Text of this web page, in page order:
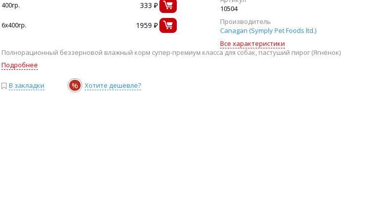
400гр. 333 ₽
6х400гр. 1959 ₽
10504
Производитель
Canagan (Symply Pet Foods ltd.)
Все характеристики
Полнорационный беззерновой влажный корм супер-премиум класса для собак, пастуший пирог (Ягнёнок)
Подробнее
В закладки % Хотите дешевле?